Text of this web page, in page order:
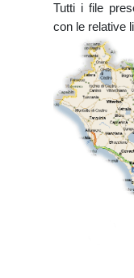
Tutti i file
con le relative